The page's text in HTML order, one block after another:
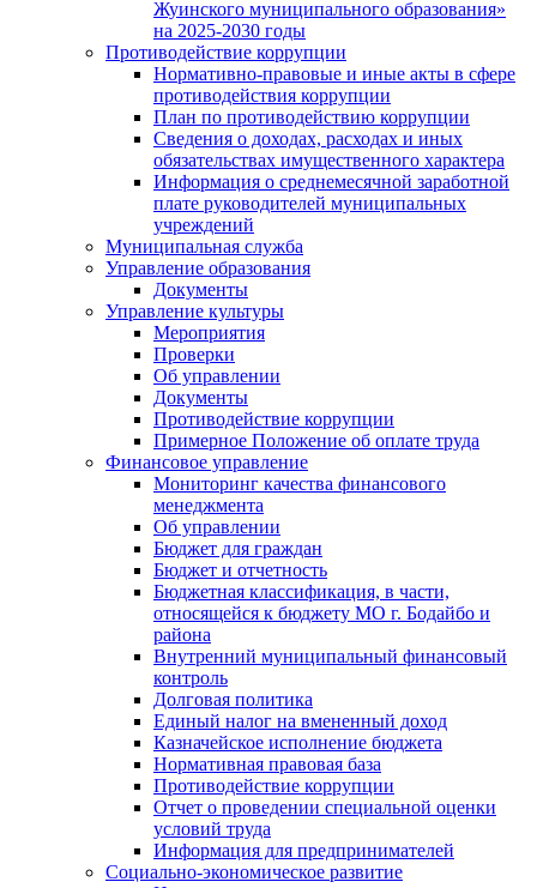
Жуинского муниципального образования»
на 2025-2030 годы
Противодействие коррупции
Нормативно-правовые и иные акты в сфере
противодействия коррупции
План по противодействию коррупции
Сведения о доходах, расходах и иных
обязательствах имущественного характера
Информация о среднемесячной заработной
плате руководителей муниципальных
учреждений
Муниципальная служба
Управление образования
Документы
Управление культуры
Мероприятия
Проверки
Об управлении
Документы
Противодействие коррупции
Примерное Положение об оплате труда
Финансовое управление
Мониторинг качества финансового
менеджмента
Об управлении
Бюджет для граждан
Бюджет и отчетность
Бюджетная классификация, в части,
относящейся к бюджету МО г. Бодайбо и
района
Внутренний муниципальный финансовый
контроль
Долговая политика
Единый налог на вмененный доход
Казначейское исполнение бюджета
Нормативная правовая база
Противодействие коррупции
Отчет о проведении специальной оценки
условий труда
Информация для предпринимателей
Социально-экономическое развитие